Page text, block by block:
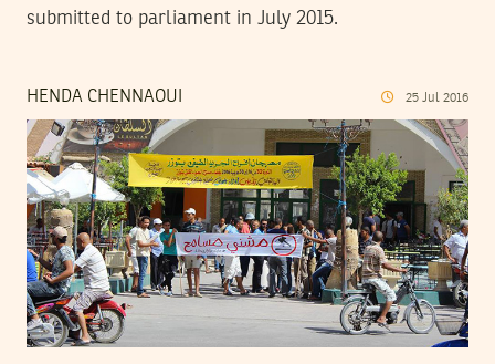
submitted to parliament in July 2015.
HENDA CHENNAOUI 25 Jul 2016